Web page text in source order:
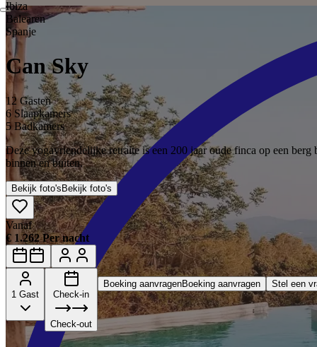
Ibiza
Balearen
Spanje
Can Sky
12 Gasten
6 Slaapkamers
5 Badkamers
Deze yogavriendelijke retraite is een 200 jaar oude finca op een
binnen en buiten.
Bekijk foto's Bekijk foto's
Vanaf
€ 1.262 Per nacht
1 Gast Check-in
Check-out
Boeking aanvragenBoeking aanvragen Stel een